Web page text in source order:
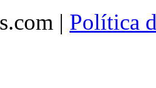
| Política